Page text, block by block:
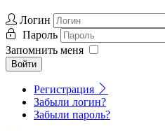
Логин
Пароль
Запомнить меня
Войти
Регистрация
Забыли логин?
Забыли пароль?